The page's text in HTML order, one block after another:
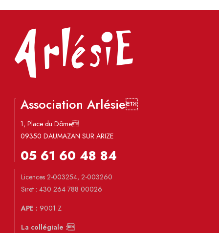
Association Arlésie
1, Place du Dôme
09350 DAUMAZAN SUR ARIZE
05 61 60 48 84
Licences 2-003254, 2-003260
Siret : 430 264 788 00026
APE : 9001 Z
La collégiale :